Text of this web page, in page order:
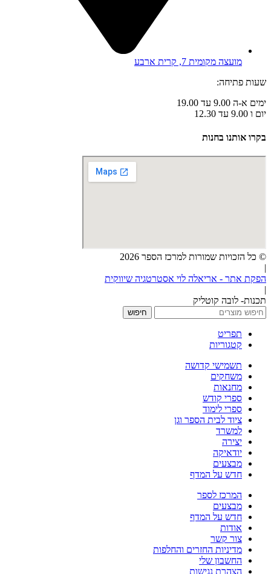
מועצה מקומית 7, קרית ארבע
שעות פתיחה:
ימים א-ה 9.00 עד 19.00
יום ו 9.00 עד 12.30
בקרו אותנו בחנות
© כל הזכויות שמורות למרכז הספר 2026
|
הפקת אתר - אריאלה לוי אסטרטגיה שיווקית
|
תכנות- לובה קוטליק
חיפוש
תפריט
קטגוריות
תשמישי קדושה
משחקים
מחנאות
ספרי קודש
ספרי לימוד
ציוד לבית הספר וגן
למשרד
יצירה
יודאיקה
מבצעים
חדש על המדף
המרכז לספר
מבצעים
חדש על המדף
אודות
צור קשר
מדיניות החזרים והחלפות
החשבון שלי
הצהרת נגישות